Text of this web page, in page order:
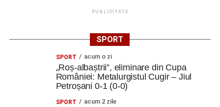
Critica principală: este prea lat
pentru piste și prea lent pentru
PUBLICITATE
SPORT
SPORT acum o zi
„Roș-albaștrii”, eliminare din Cupa
României: Metalurgistul Cugir – Jiul
Petroșani 0-1 (0-0)
SPORT acum 2 zile